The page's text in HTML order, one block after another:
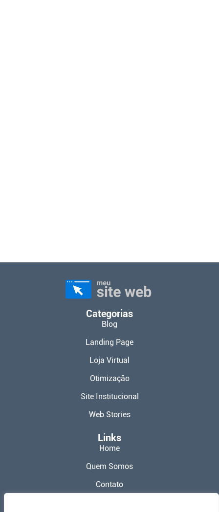
Categorias
Blog
Landing Page
Loja Virtual
Otimização
Site Institucional
Web Stories
Links
Home
Quem Somos
Contato